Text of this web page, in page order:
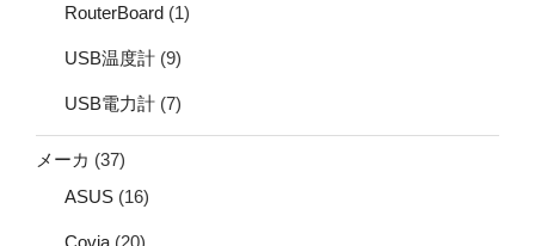
RouterBoard (1)
USB温度計 (9)
USB電力計 (7)
メーカ (37)
ASUS (16)